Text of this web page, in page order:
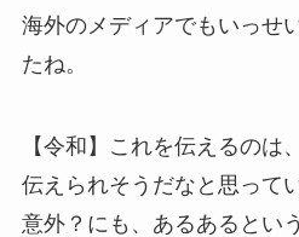
海外のメディアでもいっせ
たね。
【令和】これを伝えるのは
伝えられそうだなと思って
意外？にも、あるあるとい